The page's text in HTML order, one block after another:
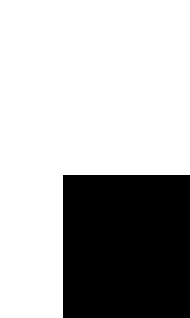
Reproductor